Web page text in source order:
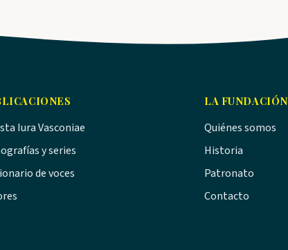
Iura Vasconiae
y series
de voces
LA FUNDACIÓN
Quiénes somos
Historia
Patronato
Contacto